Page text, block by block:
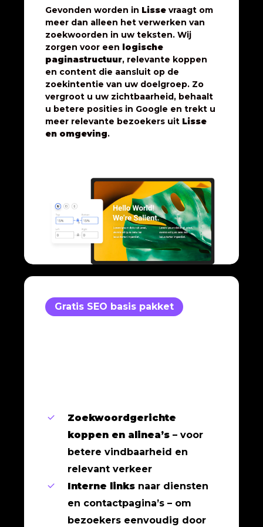
Gevonden worden in Lissevraagt om
meer dan alleen het verwerken van
zoekwoorden in uw teksten. Wij
zorgen voor een logische
paginastructuur, relevante koppen
en content die aansluit op de
zoekintentie van uw doelgroep. Zo
vergroot u uw zichtbaarheid, behaalt
u betere posities in Google en trekt u
meer relevante bezoekers uit Lisse
en omgeving.
Gratis SEO basis pakket
Zoekwoordgerichte
koppen en alinea’s– voor
betere vindbaarheid en
relevant verkeer
Interne linksnaar diensten
en contactpagina’s – om
bezoekers eenvoudig door